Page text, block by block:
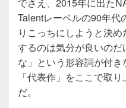
でさえ、2015年に出た
Talentレーベルの90年代
りこっちにしようと決
するのは気分が良いの
な」という形容詞が付
「代表作」をここで取
だ。